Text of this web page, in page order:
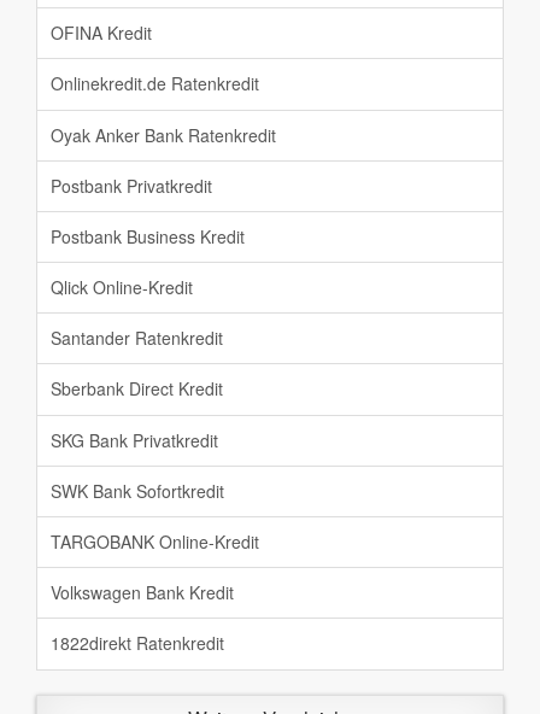
OFINA Kredit
Onlinekredit.de Ratenkredit
Oyak Anker Bank Ratenkredit
Postbank Privatkredit
Postbank Business Kredit
Qlick Online-Kredit
Santander Ratenkredit
Sberbank Direct Kredit
SKG Bank Privatkredit
SWK Bank Sofortkredit
TARGOBANK Online-Kredit
Volkswagen Bank Kredit
1822direkt Ratenkredit